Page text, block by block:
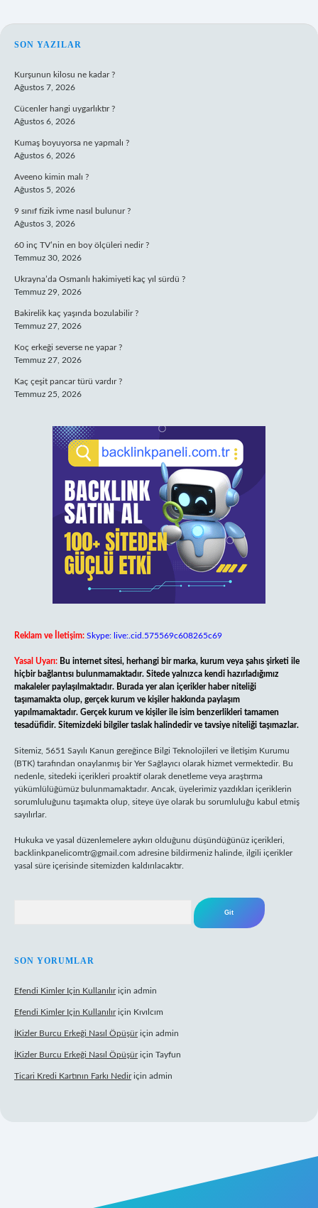
SIDEBAR
SON YAZILAR
Kurşunun kilosu ne kadar ?
Ağustos 7, 2026
Cücenler hangi uygarlıktır ?
Ağustos 6, 2026
Kumaş boyuyorsa ne yapmalı ?
Ağustos 6, 2026
Aveeno kimin malı ?
Ağustos 5, 2026
9 sınıf fizik ivme nasıl bulunur ?
Ağustos 3, 2026
60 inç TV’nin en boy ölçüleri nedir ?
Temmuz 30, 2026
Ukrayna’da Osmanlı hakimiyeti kaç yıl sürdü ?
Temmuz 29, 2026
Bakirelik kaç yaşında bozulabilir ?
Temmuz 27, 2026
Koç erkeği severse ne yapar ?
Temmuz 27, 2026
Kaç çeşit pancar türü vardır ?
Temmuz 25, 2026
Reklam ve İletişim: Skype: live:.cid.575569c608265c69
Yasal Uyarı: Bu internet sitesi, herhangi bir marka, kurum veya şahıs şirketi ile
hiçbir bağlantısı bulunmamaktadır. Sitede yalnızca kendi hazırladığımız
makaleler paylaşılmaktadır. Burada yer alan içerikler haber niteliği
taşımamakta olup, gerçek kurum ve kişiler hakkında paylaşım
yapılmamaktadır. Gerçek kurum ve kişiler ile isim benzerlikleri tamamen
tesadüfidir. Sitemizdeki bilgiler taslak halindedir ve tavsiye niteliği taşımazlar.
Sitemiz, 5651 Sayılı Kanun gereğince Bilgi Teknolojileri ve İletişim Kurumu
(BTK) tarafından onaylanmış bir Yer Sağlayıcı olarak hizmet vermektedir. Bu
nedenle, sitedeki içerikleri proaktif olarak denetleme veya araştırma
yükümlülüğümüz bulunmamaktadır. Ancak, üyelerimiz yazdıkları içeriklerin
sorumluluğunu taşımakta olup, siteye üye olarak bu sorumluluğu kabul etmiş
sayılırlar.
Hukuka ve yasal düzenlemelere aykırı olduğunu düşündüğünüz içerikleri,
backlinkpanelicomtr@gmail.com adresine bildirmeniz halinde, ilgili içerikler
yasal süre içerisinde sitemizden kaldırılacaktır.
SON YORUMLAR
Efendi Kimler Için Kullanılıriçin admin
Efendi Kimler Için Kullanılıriçin Kıvılcım
İKizler Burcu Erkeği Nasıl Öpüşüriçin admin
İKizler Burcu Erkeği Nasıl Öpüşüriçin Tayfun
Ticari Kredi Kartının Farkı Nediriçin admin